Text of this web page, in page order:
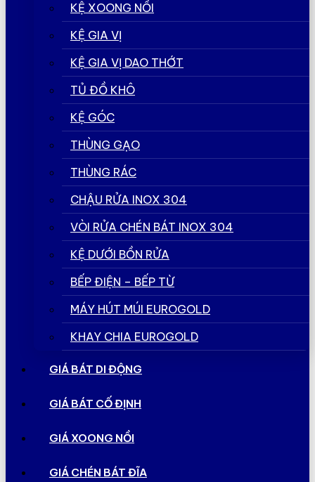
KỆ XOONG NỒI
KỆ GIA VỊ
KỆ GIA VỊ DAO THỚT
TỦ ĐỒ KHÔ
KỆ GÓC
THÙNG GẠO
THÙNG RÁC
CHẬU RỬA INOX 304
VÒI RỬA CHÉN BÁT INOX 304
KỆ DƯỚI BỒN RỬA
BẾP ĐIỆN – BẾP TỪ
MÁY HÚT MÚI EUROGOLD
KHAY CHIA EUROGOLD
GIÁ BÁT DI ĐỘNG
GIÁ BÁT CỐ ĐỊNH
GIÁ XOONG NỒI
GIÁ CHÉN BÁT ĐĨA